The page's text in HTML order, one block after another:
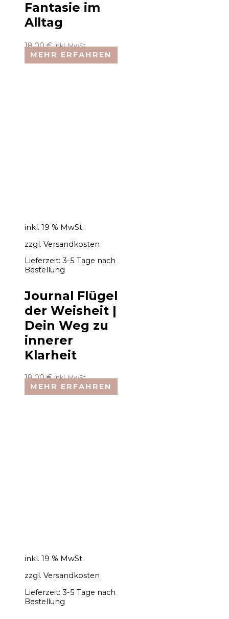
Fantasie im
Alltag
18,00€ inkl. MwSt.
MEHR ERFAHREN
inkl. 19 % MwSt.
zzgl. Versandkosten
Lieferzeit: 3-5 Tage nach
Bestellung
Journal Flügel
der Weisheit |
Dein Weg zu
innerer
Klarheit
18,00€ inkl. MwSt.
MEHR ERFAHREN
inkl. 19 % MwSt.
zzgl. Versandkosten
Lieferzeit: 3-5 Tage nach
Bestellung